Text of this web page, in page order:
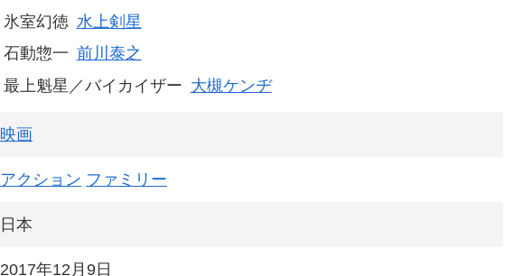
氷室幻徳 水上剣星
石動惣一 前川泰之
最上魁星／バイカイザー 大槻ケンヂ
映画
アクション ファミリー
日本
2017年12月9日